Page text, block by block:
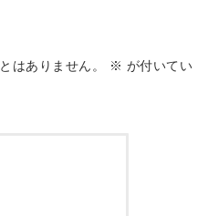
はありません。 ※ が付いてい